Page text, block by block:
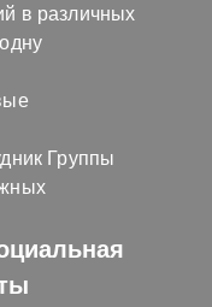
в различных
Группы